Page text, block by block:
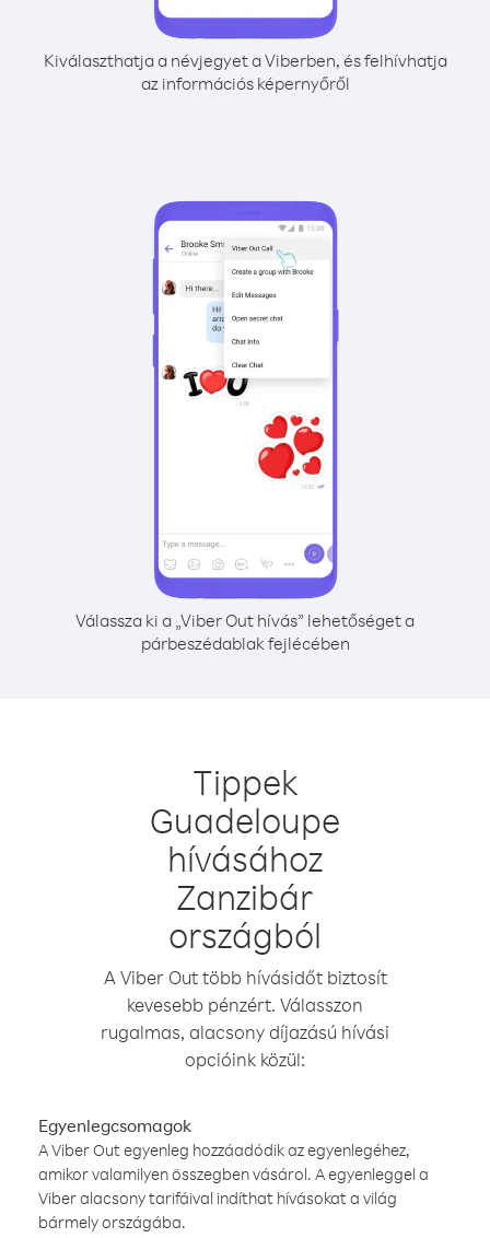
Kiválaszthatja a névjegyet a Viberben, és felhívhatja
az információs képernyőről
Válassza ki a „Viber Out hívás” lehetőséget a
párbeszédablak fejlécében
Tippek
Guadeloupe
hívásához
Zanzibár
országból
A Viber Out több hívásidőt biztosít
kevesebb pénzért. Válasszon
rugalmas, alacsony díjazású hívási
opcióink közül:
Egyenlegcsomagok
A Viber Out egyenleg hozzáadódik az egyenlegéhez,
amikor valamilyen összegben vásárol. A egyenleggel a
Viber alacsony tarifáival indíthat hívásokat a világ
bármely országába.